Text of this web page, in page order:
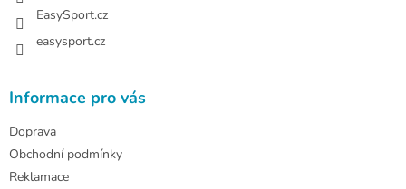
EasySport.cz
easysport.cz
Informace pro vás
Doprava
Obchodní podmínky
Reklamace